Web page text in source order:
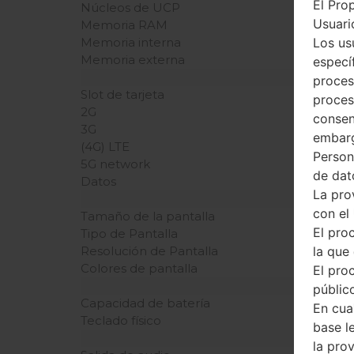
Núcleos de UCP
Memoria RAM
Memoria interna
Memoria externa
Slot de tarjeta
2G
3G
(4G) LTE
5G network
Datos
Tamaño de la pantalla
Tipo de Pantalla
Resolución de Pantalla
Colores de pantalla
Capacidad de batería
Teclado físico
El
Los
de
La
con el
El
la que
El
En
base
la